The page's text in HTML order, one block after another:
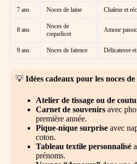
7 ans Noces de laine Chaleur et
8 ans
Noces de
coquelicot
Amour
9 ans Noces de faïence Délicatesse
💡 Idées cadeaux pour les noces
Atelier de tissage ou de
Carnet de souvenirs avec
première année.
Pique-nique surprise avec
coton.
Tableau textile personnalisé
prénoms.